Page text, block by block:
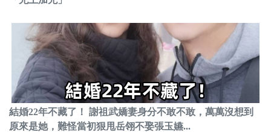
結婚22年不藏了！ 謝祖武嬌妻身分不敢不敢，萬萬沒想到
原來是她，難怪當初狠甩岳翎不娶張玉嬿...